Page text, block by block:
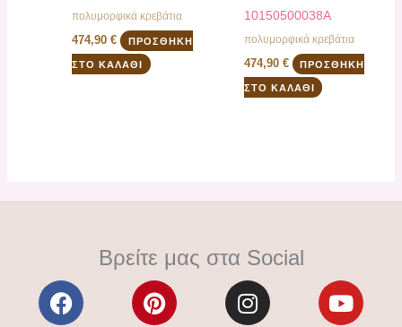
πολυμορφικά κρεβάτια
474,90€ ΠΡΟΣΘΉΚΗ
ΣΤΟ ΚΑΛΆΘΙ
10150500038A
πολυμορφικά κρεβάτια
474,90 € ΠΡΟΣΘΉΚΗ
ΣΤΟ ΚΑΛΆΘΙ
Βρείτε μας στα Social
F
a
P
i
I
n
Y
o